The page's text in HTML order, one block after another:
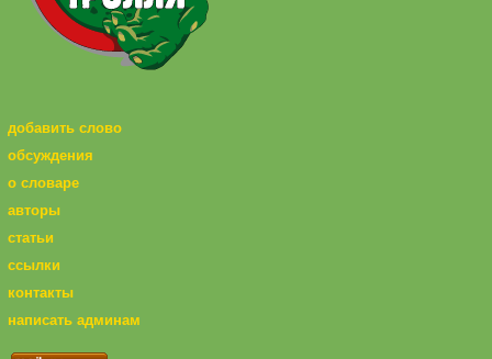
добавить слово
обсуждения
о словаре
авторы
статьи
ссылки
контакты
написать админам